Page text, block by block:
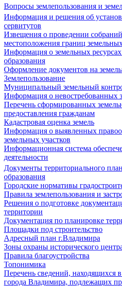
Вопросы землепользования и
Информация и решения об
сервитутов
Извещения о проведении
местоположения границ
Информация о земельных
образования
Оформление документов на
Землепользование
Муниципальный земельный
Информация о невостребованных
Перечень сформированных
предоставления гражданам
Кадастровая оценка земель
Информация о выявленных
земельных участков
Информационная система
деятельности
Документы территориального
образования
Городские нормативы
Правила землепользования и
Решения о подготовке
территории
Документация по планировке
Площадки под строительство
Адресный план г.Владимира
Зоны охраны исторического
Правила благоустройства
Топонимика
Перечень сведений, находящихся
города Владимира, подлежащих